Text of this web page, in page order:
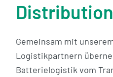
Gemeinsam mit
Logistikpartnern
Batterielogistik vom